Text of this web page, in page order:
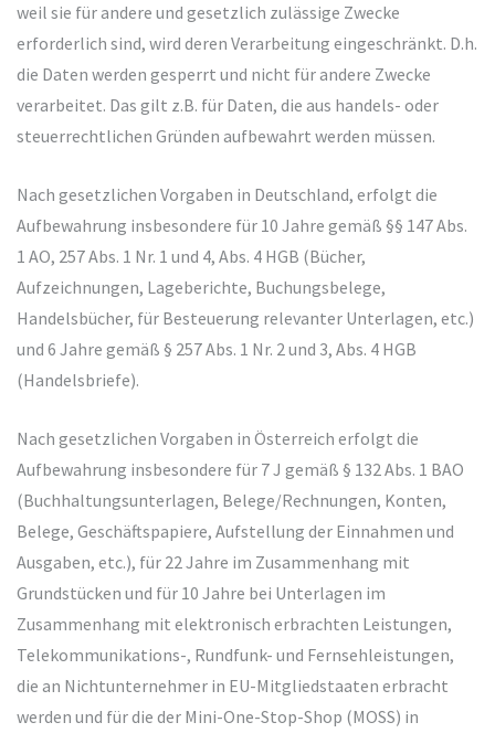
weil sie für andere und gesetzlich zulässige Zwecke
erforderlich sind, wird deren Verarbeitung eingeschränkt. D.h.
die Daten werden gesperrt und nicht für andere Zwecke
verarbeitet. Das gilt z.B. für Daten, die aus handels- oder
steuerrechtlichen Gründen aufbewahrt werden müssen.
Nach gesetzlichen Vorgaben in Deutschland, erfolgt die
Aufbewahrung insbesondere für 10 Jahre gemäß §§ 147 Abs.
1 AO, 257 Abs. 1 Nr. 1 und 4, Abs. 4 HGB (Bücher,
Aufzeichnungen, Lageberichte, Buchungsbelege,
Handelsbücher, für Besteuerung relevanter Unterlagen, etc.)
und 6 Jahre gemäß § 257 Abs. 1 Nr. 2 und 3, Abs. 4 HGB
(Handelsbriefe).
Nach gesetzlichen Vorgaben in Österreich erfolgt die
Aufbewahrung insbesondere für 7 J gemäß § 132 Abs. 1 BAO
(Buchhaltungsunterlagen, Belege/Rechnungen, Konten,
Belege, Geschäftspapiere, Aufstellung der Einnahmen und
Ausgaben, etc.), für 22 Jahre im Zusammenhang mit
Grundstücken und für 10 Jahre bei Unterlagen im
Zusammenhang mit elektronisch erbrachten Leistungen,
Telekommunikations-, Rundfunk- und Fernsehleistungen,
die an Nichtunternehmer in EU-Mitgliedstaaten erbracht
werden und für die der Mini-One-Stop-Shop (MOSS) in